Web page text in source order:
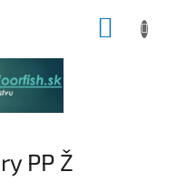
PP Ž